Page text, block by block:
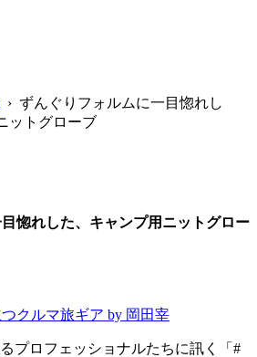
› ずんぐりフォルムに一目惚れし
ットグローブ
惚れした、キャンプ用ニットグロー
クルマ旅ギア by 岡田宰
プロフェッショナルたちに訊く「#